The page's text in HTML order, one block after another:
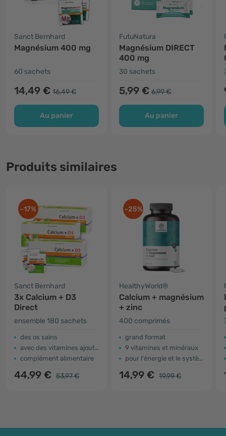
Sanct Bernhard
Magnésium 400 mg
60 sachets
14,49 € 16,49 €
Au panier
FutuNatura
Magnésium DIRECT
400 mg
30 sachets
5,99 € 6,99 €
Au panier
Produits similaires
-17%
Sanct Bernhard
3x Calcium + D3
Direct
ensemble 180 sachets
des os sains
avec des vitamines ajoutées
complément alimentaire
44,99 € 53,97 €
-25%
HealthyWorld®
Calcium + magnésium
+ zinc
400 comprimés
grand format
9 vitamines et minéraux
pour l'énergie et le système immunitaire
14,99 € 19,99 €